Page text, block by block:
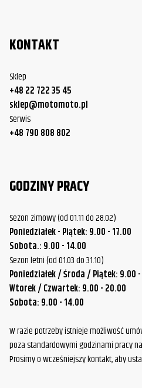
KONTAKT
Sklep
+48 22 722 35 45
sklep@motomoto.pl
Serwis
+48 790 808 802
GODZINY PRACY
Sezon zimowy (od 01.11 do 28.02)
Poniedziałek - Piątek: 9.00 - 17.00
Sobota.: 9.00 - 14.00
Sezon letni (od 01.03 do 31.10)
Poniedziałek / Środa / Piątek: 9.00
Wtorek / Czwartek: 9.00 - 20.00
Sobota: 9.00 - 14.00
W razie potrzeby istnieje możliwość
poza standardowymi godzinami pracy
Prosimy o wcześniejszy kontakt, aby